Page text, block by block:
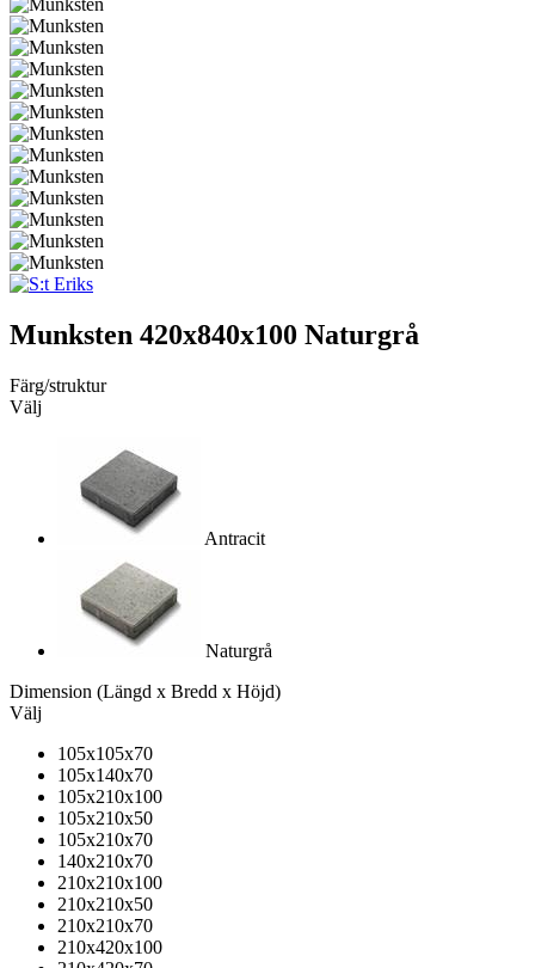
Munksten 420x840x100 Naturgrå
Färg/struktur
Välj
Antracit
Naturgrå
Dimension (Längd x Bredd x Höjd)
Välj
105x105x70
105x140x70
105x210x100
105x210x50
105x210x70
140x210x70
210x210x100
210x210x50
210x210x70
210x420x100